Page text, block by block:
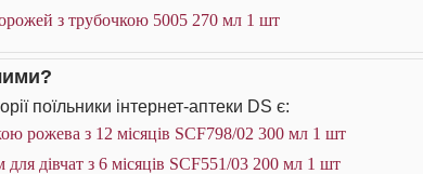
з трубочкою 5005 270 мл 1 шт
поїльники інтернет-аптеки DS є:
рожева з 12 місяців SCF798/02 300 мл 1 шт
дівчат з 6 місяців SCF551/03 200 мл 1 шт